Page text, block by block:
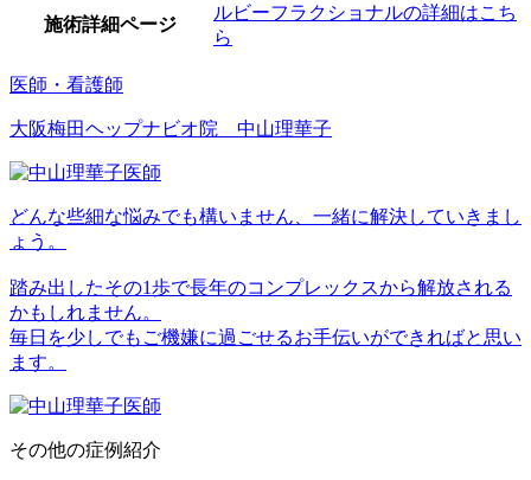
施術詳細ページ
ルビーフラクショナルの詳細はこち
ら
医師・看護師
大阪梅田ヘップナビオ院 中山理華子
どんな些細な悩みでも構いません、一緒に解決していきまし
ょう。
踏み出したその1歩で長年のコンプレックスから解放される
かもしれません。
毎日を少しでもご機嫌に過ごせるお手伝いができればと思い
ます。
その他の症例紹介